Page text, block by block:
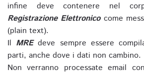
infine deve contenere nel
Registrazione Elettronicocome
(plain text).
Il MREdeve sempre essere
parti, anche dove i dati non cambino.
Non verranno processate email